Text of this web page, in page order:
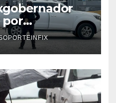
por
la justicia en